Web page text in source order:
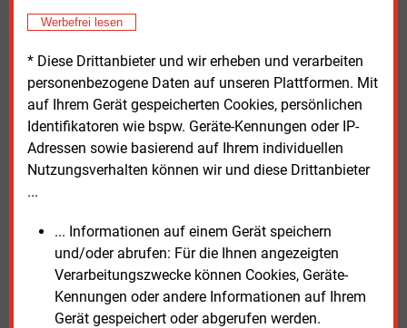
Werbefrei lesen
* Diese Drittanbieter und wir erheben und verarbeiten
personenbezogene Daten auf unseren Plattformen. Mit
auf Ihrem Gerät gespeicherten Cookies, persönlichen
Identifikatoren wie bspw. Geräte-Kennungen oder IP-
Adressen sowie basierend auf Ihrem individuellen
Nutzungsverhalten können wir und diese Drittanbieter
...
... Informationen auf einem Gerät speichern
und/oder abrufen: Für die Ihnen angezeigten
Verarbeitungszwecke können Cookies, Geräte-
Kennungen oder andere Informationen auf Ihrem
Gerät gespeichert oder abgerufen werden.
Warnecke sieht in einer Umsetzung des Ansatzes der
Verbändeallianz auch einen Anreiz zu Investitionen.
Denn solange man nicht wisse, mit welcher Energie
künftig zu rechnen sei, sei man auch nicht bereit zu
investieren. Um sich aber 2045 klimaneutral zu
stellen, sei das bei einem langlebigen Produkt wie
einer Heizung ein Problem. „Alles, was eine
Zwischenlösung ist, also auch die 65-Prozent-
„Uns geht es um die Emanzipation grüner Moleküle in
der nicht leitungsgebundenen Wärmeversorgung“,
sagte Andreas Stücke, Hauptgeschäftsführer beim
Deutschen Verband Flüssiggas. „Wir wollen die